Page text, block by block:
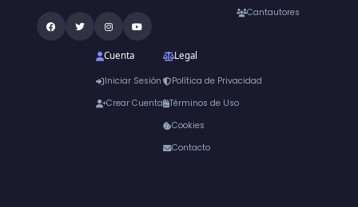
Cantautores
Cuenta
Iniciar Sesión
Crear Cuenta
Legal
Política de Privacidad
Términos de Uso
Cookies
Contacto